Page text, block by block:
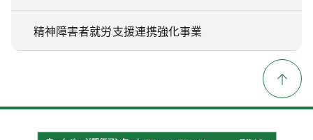
精神障害者就労支援連携強化事業